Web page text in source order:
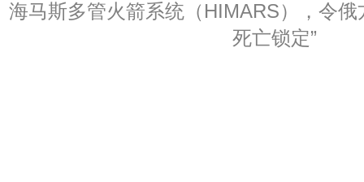
海马斯多管火箭系统（HIMARS），令俄
死亡锁定”